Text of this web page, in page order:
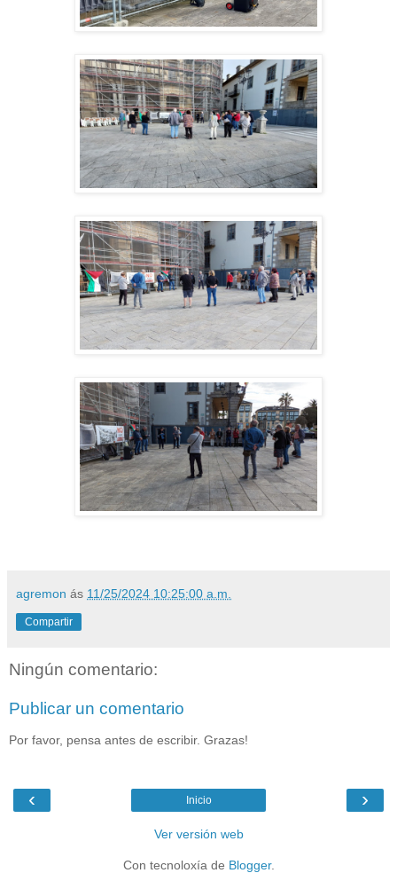
agremon ás 11/25/2024 10:25:00 a.m.
Compartir
Ningún comentario:
Publicar un comentario
Por favor, pensa antes de escribir. Grazas!
‹ ›
Inicio
Ver versión web
Con tecnoloxía de Blogger.